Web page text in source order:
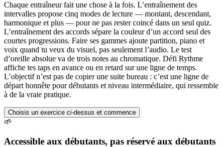
Chaque entraîneur fait une chose à la fois. L’entraînement des
intervalles propose cinq modes de lecture — montant, descendant,
harmonique et plus — pour ne pas rester coincé dans un seul quiz.
L’entraînement des accords sépare la couleur d’un accord seul des
courtes progressions. Faire ses gammes ajoute partition, piano et
voix quand tu veux du visuel, pas seulement l’audio. Le test
d’oreille absolue va de trois notes au chromatique. Défi Rythme
affiche tes taps en avance ou en retard sur une ligne de temps.
L’objectif n’est pas de copier une suite bureau : c’est une ligne de
départ honnête pour débutants et niveau intermédiaire, qui ressemble
à de la vraie pratique.
Choisis un exercice ci-dessus et commence
🌱
Accessible aux débutants, pas réservé aux débutants